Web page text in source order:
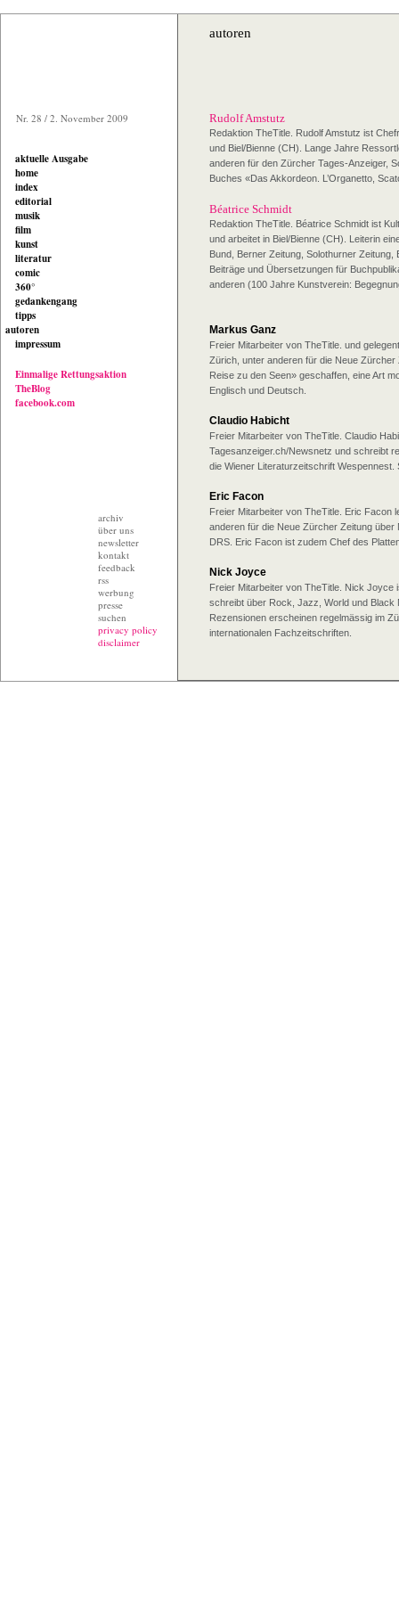
Nr. 28 / 2. November 2009
aktuelle Ausgabe
home
index
editorial
musik
film
kunst
literatur
comic
360°
gedankengang
tipps
autoren
impressum
Einmalige Rettungsaktion
TheBlog
facebook.com
archiv
über uns
newsletter
kontakt
feedback
rss
werbung
presse
suchen
privacy policy
disclaimer
autoren
Rudolf Amstutz
Redaktion TheTitle. Rudolf Amstutz ist
und Biel/Bienne (CH). Lange Jahre
anderen für den Zürcher Tages-Anzeiger,
Buches «Das Akkordeon. L’Organetto,
Béatrice Schmidt
Redaktion TheTitle. Béatrice Schmidt ist
und arbeitet in Biel/Bienne (CH). Leiterin
Bund, Berner Zeitung, Solothurner
Beiträge und Übersetzungen für
anderen (100 Jahre Kunstverein:
Markus Ganz
Freier Mitarbeiter von TheTitle. und
Zürich, unter anderen für die Neue
Reise zu den Seen» geschaffen, eine Art
Englisch und Deutsch.
Claudio Habicht
Freier Mitarbeiter von TheTitle. Claudio
Tagesanzeiger.ch/Newsnetz und schreibt
die Wiener Literaturzeitschrift
Eric Facon
Freier Mitarbeiter von TheTitle. Eric Facon
anderen für die Neue Zürcher Zeitung
DRS. Eric Facon ist zudem Chef des
Nick Joyce
Freier Mitarbeiter von TheTitle. Nick Joyce
schreibt über Rock, Jazz, World und
Rezensionen erscheinen regelmässig im
internationalen Fachzeitschriften.